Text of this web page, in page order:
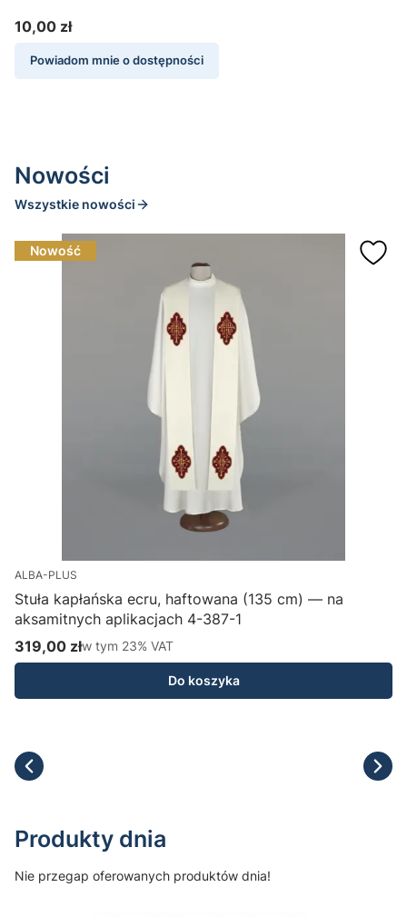
Cena
10,00 zł
Powiadom mnie o dostępności
Nowości
Wszystkie nowości
Nowość
ALBA-PLUS
Stuła kapłańska ecru, haftowana (135 cm) — na
aksamitnych aplikacjach 4-387-1
Cena brutto
319,00 złw tym %s VAT
w tym 23% VAT
Do koszyka
Produkty dnia
Nie przegap oferowanych produktów dnia!